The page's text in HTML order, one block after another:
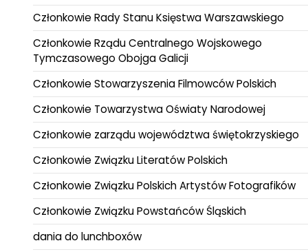
Członkowie Rady Stanu Księstwa Warszawskiego
Członkowie Rządu Centralnego Wojskowego
Tymczasowego Obojga Galicji
Członkowie Stowarzyszenia Filmowców Polskich
Członkowie Towarzystwa Oświaty Narodowej
Członkowie zarządu województwa świętokrzyskiego
Członkowie Związku Literatów Polskich
Członkowie Związku Polskich Artystów Fotografików
Członkowie Związku Powstańców Śląskich
dania do lunchboxów